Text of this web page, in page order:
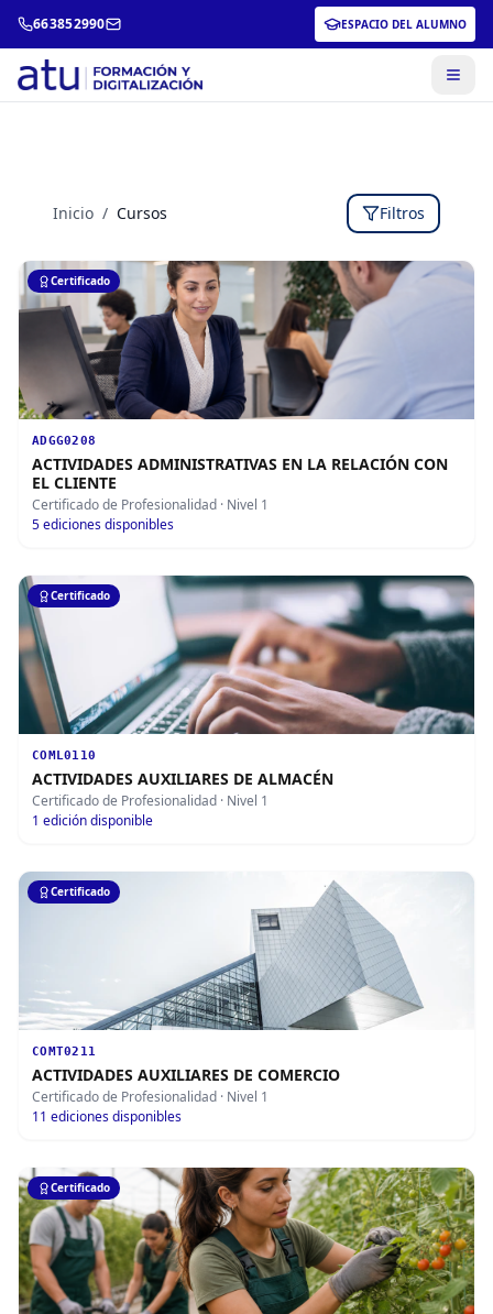
663852990 ESPACIO DEL ALUMNO
Abrir
Inicio / Cursos Filtros
Certificado
ADGG0208
ACTIVIDADES ADMINISTRATIVAS EN LA RELACIÓN CON
EL CLIENTE
Certificado de Profesionalidad · Nivel 1
5ediciones disponibles
Certificado
COML0110
ACTIVIDADES AUXILIARES DE ALMACÉN
Certificado de Profesionalidad · Nivel 1
1 edición disponible
Certificado
COMT0211
ACTIVIDADES AUXILIARES DE COMERCIO
Certificado de Profesionalidad · Nivel 1
11 ediciones disponibles
Certificado